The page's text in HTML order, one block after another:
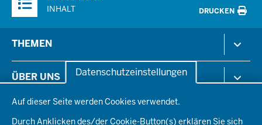
Datenschutzeinstellungen
Auf dieser Seite werden Cookies verwendet.
Durch Anklicken des/der Cookie-Button(s) erklären Sie sich
INHALT
DRUCKEN
in
der
Fußzeile
THEMEN
Gesundheit & Soziales
Kommunales & Wirtschaft
ÜBER UNS
Aktenpläne
Organisationsstruktur